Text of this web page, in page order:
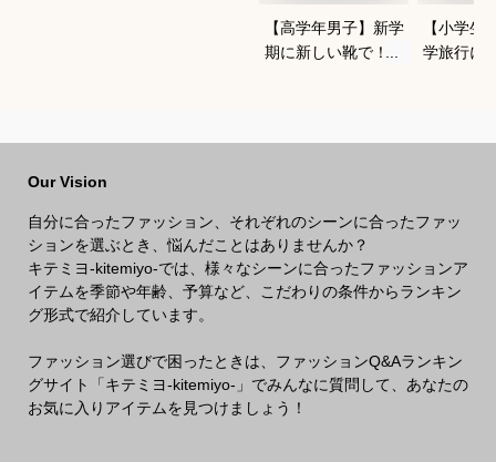
【高学年男子】新学
期に新しい靴で！か
【小学生
学旅行に
Our Vision
自分に合ったファッション、それぞれのシーンに合ったファッ
ションを選ぶとき、悩んだことはありませんか？
キテミヨ-kitemiyo-では、様々なシーンに合ったファッションア
イテムを季節や年齢、予算など、こだわりの条件からランキン
グ形式で紹介しています。
ファッション選びで困ったときは、ファッションQ&Aランキン
グサイト「キテミヨ-kitemiyo-」でみんなに質問して、あなたの
お気に入りアイテムを見つけましょう！